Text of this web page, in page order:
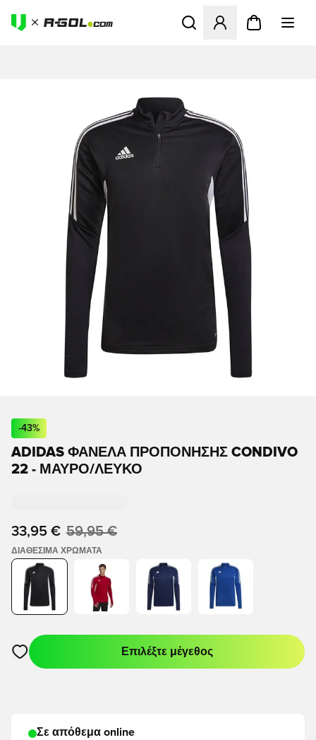
Ανοίγει ένα Modal για να
-43%
ADIDAS ΦΑΝΈΛΑ ΠΡΟΠΌΝΗΣΗΣ CONDIVO
22 - ΜΑΎΡΟ/ΛΕΥΚΌ
33,95 € 59,95 €
ΔΙΑΘΈΣΙΜΑ ΧΡΏΜΑΤΑ
Ανοίγει ένα Modal για να συνδεθείτε ή να εγγραφείτε ως
Επιλέξτε μέγεθος
Σε απόθεμα online